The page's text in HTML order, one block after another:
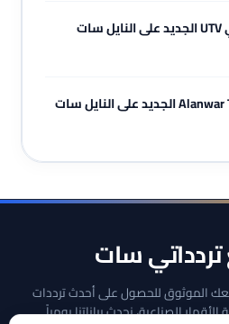
تردد قناة يو تي في UTV الجديد على النايل سات
تردد قناة الانوار Alanwar TV الجديد على النايل سات
سات
الموثوق للحصول على أحدث ترددات
الصناعية، نحدث بياناتنا يومياً